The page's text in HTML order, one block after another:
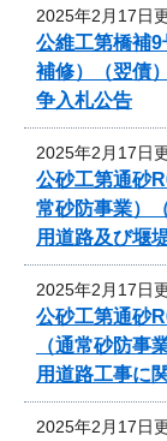
2025年2月17日
公維工第橋補
補修）（翌債
争入札公告
2025年2月17日
公砂工第通砂
常砂防事業）
用道路及び堰
2025年2月17日
公砂工第通砂
（通常砂防
用道路工事に
2025年2月17日